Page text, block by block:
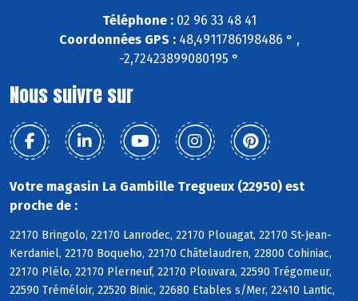
Téléphone :02 96 33 48 41
Coordonnées GPS :48,4911786198486 ° ,
-2,72423899080195 °
Nous suivre sur
Votre magasin La Gambille Tregueux (22950) est
proche de :
22170 Bringolo, 22170 Lanrodec, 22170 Plouagat, 22170 St-Jean-
Kerdaniel, 22170 Boqueho, 22170 Châtelaudren, 22800 Cohiniac,
22170 Plélo, 22170 Plerneuf, 22170 Plouvara, 22590 Trégomeur,
22590 Tréméloir, 22520 Binic, 22680 Etables s/Mer, 22410 Lantic,